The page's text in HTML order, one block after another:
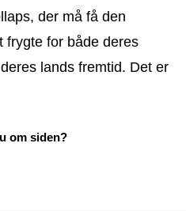
der må få den
frygte for både deres
lands fremtid. Det er